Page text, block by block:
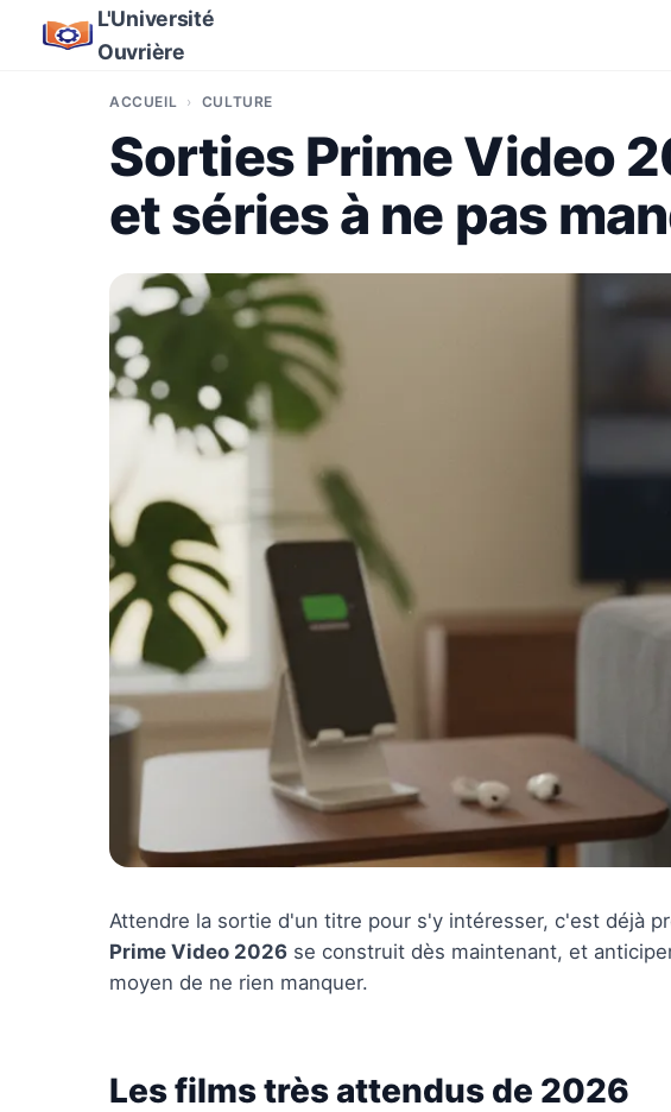
L'Université
Ouvrière
ACCUEIL CULTURE
Sorties Prime Video
et séries à ne pas
Attendre la sortie d'un titre pour s'y intéresser, c'est déjà
Prime Video 2026 se construit dès maintenant, et
moyen de ne rien manquer.
Les films très attendus de 2026